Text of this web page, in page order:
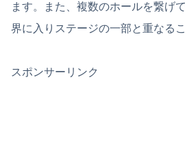
ます。また、複数のホールを繋げ
界に入りステージの一部と重なる
スポンサーリンク